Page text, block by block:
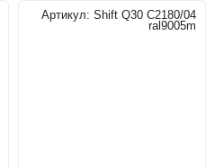
Артикул: Shift Q30 C2180/04
ral9005m